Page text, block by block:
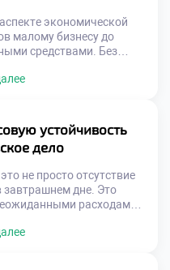
экономической
малому бизнесу до
средствами. Без
Обучение «Банковскому
Учебный процесс
связанных с
[…]
устойчивость
дело
не просто отсутствие
завтрашнем дне. Это
расходами,
на котором